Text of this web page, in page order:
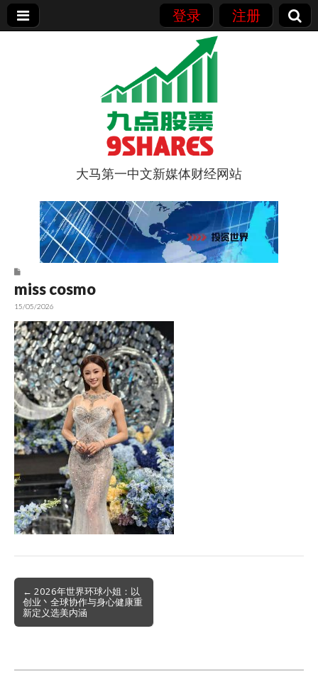
登录 注册
9点股票
大马第一中文新媒体财经网站
miss cosmo
15/05/2026
Post
navigation
← 2026年世界环球小姐：以
创业丶全球协作与身心健康重
新定义选美内涵